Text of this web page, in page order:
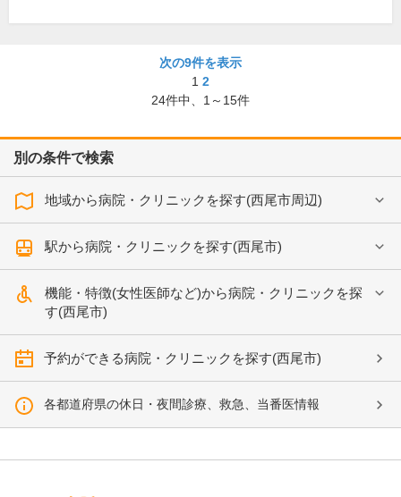
次の9件を表示
1 2
24件中、 1～15件
別の条件で検索
地域から病院・クリニックを探す(西尾市周辺)
駅から病院・クリニックを探す(西尾市)
機能・特徴(女性医師など)から病院・クリニックを探
す(西尾市)
予約ができる病院・クリニックを探す(西尾市)
各都道府県の休日・夜間診療、救急、当番医情報